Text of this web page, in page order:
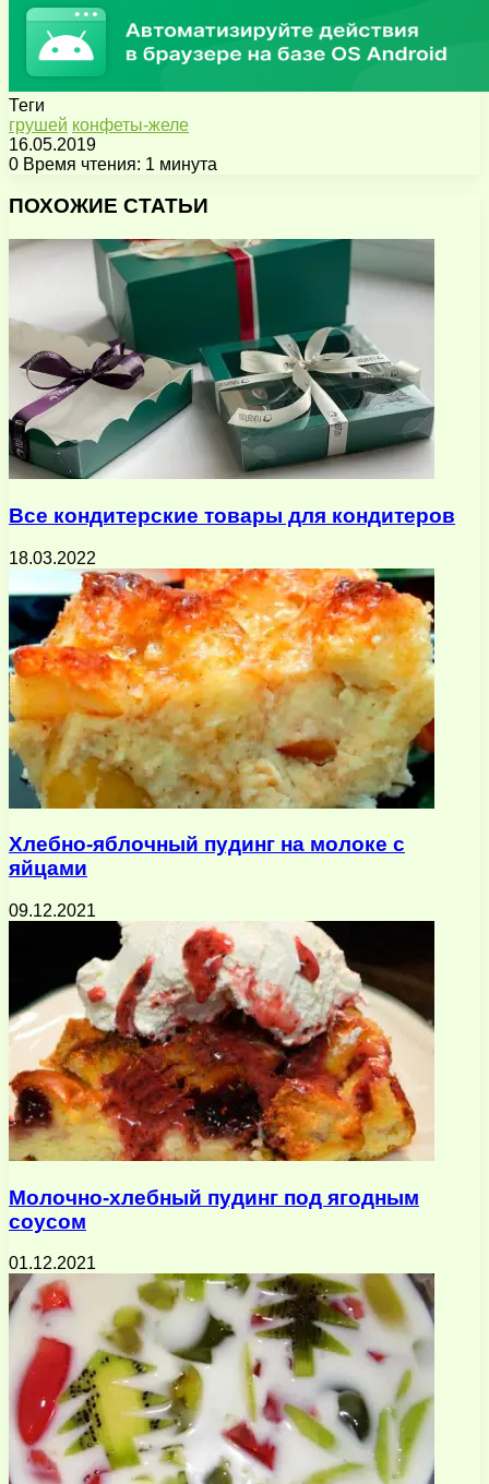
Теги
грушей конфеты-желе
16.05.2019
0 Время чтения: 1 минута
через
почту
ПОХОЖИЕ СТАТЬИ
Все кондитерские товары для кондитеров
18.03.2022
Хлебно-яблочный пудинг на молоке с
яйцами
09.12.2021
Молочно-хлебный пудинг под ягодным
соусом
01.12.2021